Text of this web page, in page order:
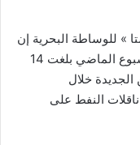
» للوساطة البحرية إن
الماضي بلغت
الجديدة خلال
ناقلات النفط على